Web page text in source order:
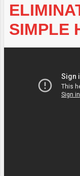
SIMPLE